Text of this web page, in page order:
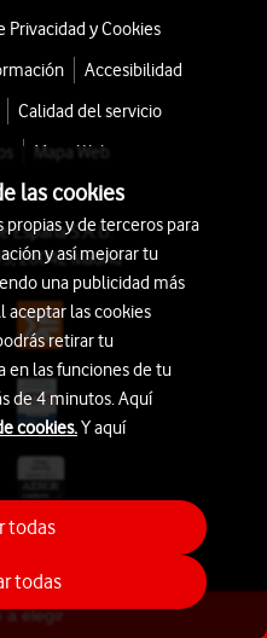
a elegir
Privacidad y Cookies
Accesibilidad
Calidad del servicio
Mapa Web
España S.A.U.
28042 Madrid
las cookies
propias y de terceros para
y así mejorar tu
una publicidad más
aceptar las cookies
retirar tu
las funciones de tu
de 4 minutos. Aquí
cookies.Y aquí
todas
todas